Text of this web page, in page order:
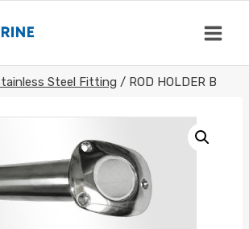
Steel Fitting / ROD HOLDER B